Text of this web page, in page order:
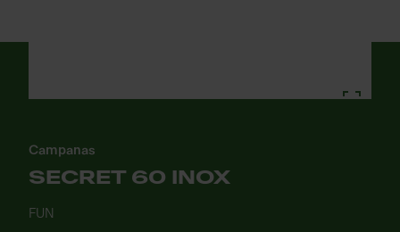
Campanas
SECRET 60 INOX
FUN